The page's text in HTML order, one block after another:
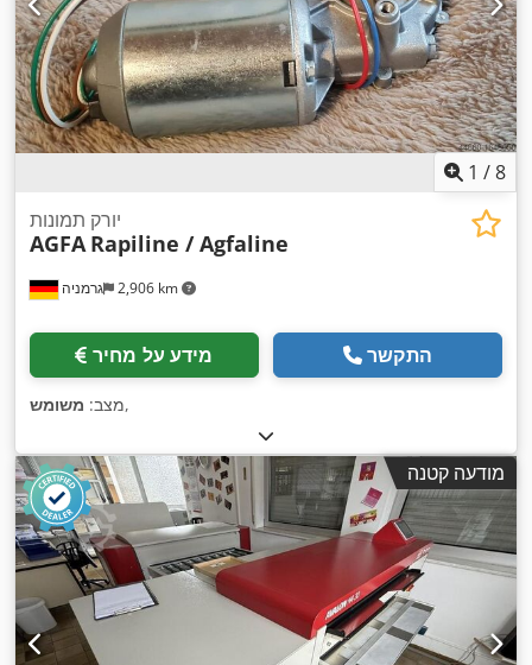
1 /8
גרמניה 2,906 km
יורק תמונות
AGFA Rapiline / Agfaline
מידע על מחיר התקשר
מצב: משומש ,
מודעה קטנה